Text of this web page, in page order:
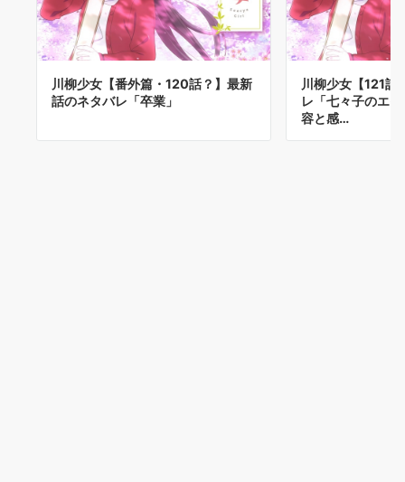
川柳少女【番外篇・120話？】最新
話のネタバレ「卒業」
川柳少女【121話
レ「七々子のエ
容と感…